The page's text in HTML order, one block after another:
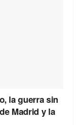
la guerra sin
Madrid y la